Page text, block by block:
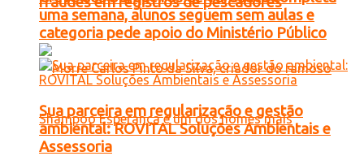
uma semana, alunos seguem sem aulas e
categoria pede apoio do Ministério Público
Sua parceira em regularização e gestão
ambiental: ROVITAL Soluções Ambientais e
Assessoria